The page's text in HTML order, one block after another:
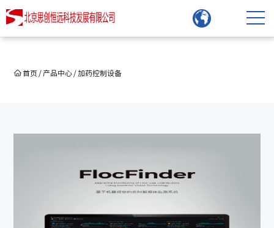
首页 / 产品中心 / 加药控制设备